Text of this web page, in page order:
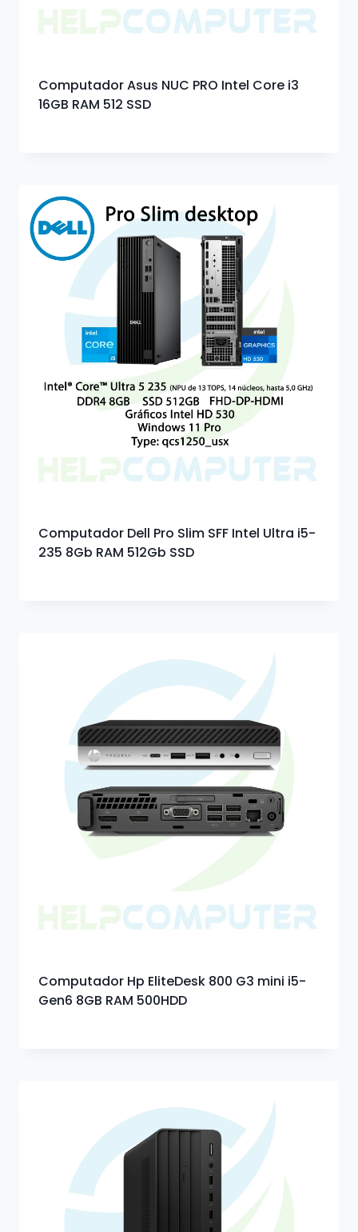
Computador Asus NUC PRO Intel Core i3
16GB RAM 512 SSD
Computador Dell Pro Slim SFF Intel Ultra i5-
235 8Gb RAM 512Gb SSD
Computador Hp EliteDesk 800 G3 mini i5-
Gen6 8GB RAM 500HDD